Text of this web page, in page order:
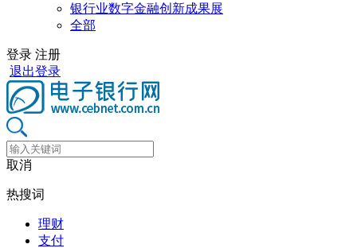
银行业数字金融创新成果展
全部
登录 注册
退出登录
取消
热搜词
理财
支付